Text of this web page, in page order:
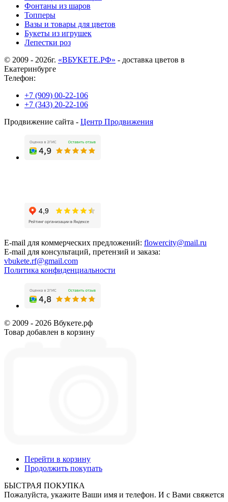
Фонтаны из шаров
Топперы
Вазы и товары для цветов
Букеты из игрушек
Лепестки роз
© 2009 - 2026г. «ВБУКЕТЕ.РФ» - доставка цветов в
Екатеринбурге
Телефон:
+7 (909) 00-22-106
+7 (343) 20-22-106
Продвижение сайта - Центр Продвижения
E-mail для коммерческих предложений: flowercity@mail.ru
E-mail для консультаций, претензий и заказа:
vbukete.rf@gmail.com
Политика конфиденциальности
© 2009 - 2026 Вбукете.рф
Товар добавлен в корзину
Перейти в корзину
Продолжить покупать
БЫСТРАЯ ПОКУПКА
Пожалуйста, укажите Ваши имя и телефон. И с Вами свяжется